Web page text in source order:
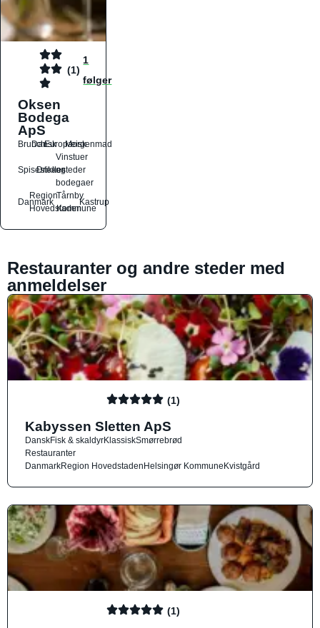
(1)
1
følger
Oksen
Bodega
ApS
Brunch
DanskEuropæiskMorgenmad
Spisesteder
Drikkesteder
Vinstuer
og
bodegaer
Danmark
Region
Hovedstaden
Tårnby
Kommune
Kastrup
Restauranter og andre steder med
anmeldelser
(1)
Kabyssen Sletten ApS
DanskFisk & skaldyrKlassiskSmørrebrød
Restauranter
DanmarkRegion HovedstadenHelsingør KommuneKvistgård
(1)